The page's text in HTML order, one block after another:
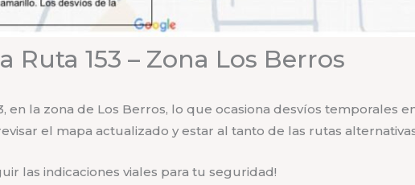
153 – Zona Los Berros
en la zona de Los Berros, lo que ocasiona desvíos temporales
el mapa actualizado y estar al tanto de las rutas
las indicaciones viales para tu seguridad!